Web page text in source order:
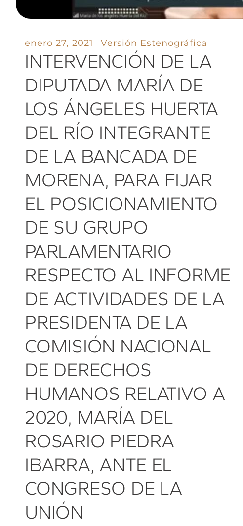
enero 27, 2021 Versión Estenográfica
INTERVENCIÓN DE LA
DIPUTADA MARÍA DE
LOS ÁNGELES HUERTA
DEL RÍO INTEGRANTE
DE LA BANCADA DE
MORENA, PARA FIJAR
EL POSICIONAMIENTO
DE SU GRUPO
PARLAMENTARIO
RESPECTO AL INFORME
DE ACTIVIDADES DE LA
PRESIDENTA DE LA
COMISIÓN NACIONAL
DE DERECHOS
HUMANOS RELATIVO A
2020, MARÍA DEL
ROSARIO PIEDRA
IBARRA, ANTE EL
CONGRESO DE LA
UNIÓN